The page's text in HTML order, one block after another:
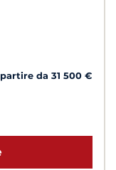
da 31 500 €